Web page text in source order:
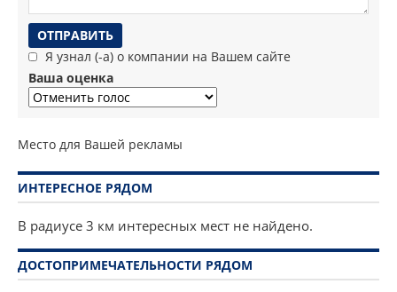
Я узнал (-а) о компании на Вашем сайте
Ваша оценка
Место для Вашей рекламы
ИНТЕРЕСНОЕ РЯДОМ
В радиусе 3 км интересных мест не найдено.
ДОСТОПРИМЕЧАТЕЛЬНОСТИ РЯДОМ